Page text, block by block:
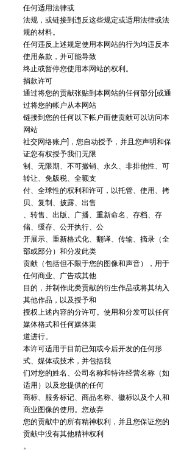
任何适用法律或
法规，或链接到违反这些规定或适用法律或法
规的材料。
任何违反上述规定使用本网站的行为均违反本
使用条款，并可能导致
终止或暂停您使用本网站的权利。
捐款许可
通过将您的贡献张贴到本网站的任何部分[或通
过将您的帐户从本网站
链接到您的任何以下帐户而使贡献可以访问本
网站
社交网络账户]，您自动授予，并且您声明和保
证您有权授予我们无限
制、无限期、不可撤销、永久、非排他性、可
转让、免版税、全额支
付、全球性的权利和许可，以托管、使用、拷
贝、复制、披露、出售
、转售、出版、广播、重新命名、存档、存
储、缓存、公开执行、公
开展示、重新格式化、翻译、传输、摘录（全
部或部分）和分发此类
贡献（包括但不限于您的图像和声音），用于
任何商业、广告或其他
目的，并制作此类贡献的衍生作品或将其纳入
其他作品，以及授予和
授权上述内容的分许可。使用和分发可以任何
媒体格式和任何媒体渠
道进行。
本许可适用于目前已知或今后开发的任何形
式、媒体或技术，并包括我
们对您的姓名、公司名称和特许经营名称（如
适用）以及您提供的任何
商标、服务标记、商品名称、徽标以及个人和
商业图像的使用。您放弃
您的贡献中的所有精神权利，并且您保证您的
贡献中没有其他精神权利
。